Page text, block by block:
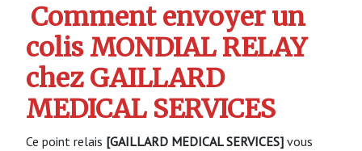
Comment envoyer un
colis MONDIAL RELAY
chez GAILLARD
MEDICAL SERVICES
Ce point relais [GAILLARD MEDICAL SERVICES] vous